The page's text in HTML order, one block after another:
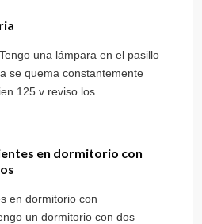
una lámpara en el pasillo
se quema constantemente
125 v reviso los...
en dormitorio con
en dormitorio con
un dormitorio con dos